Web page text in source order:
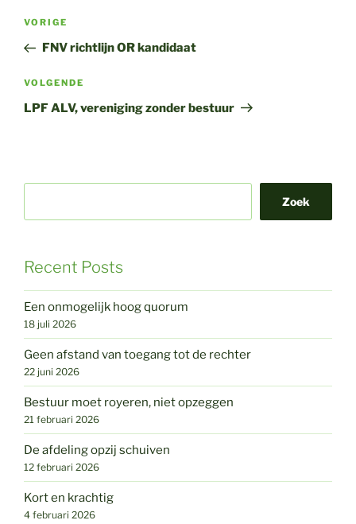
Bericht
Vorig
bericht
VORIGE
FNV richtlijn OR kandidaat
Volgend
bericht
VOLGENDE
LPF ALV, vereniging zonder bestuur
Zoek
Recent Posts
Een onmogelijk hoog quorum
18 juli 2026
Geen afstand van toegang tot de rechter
22 juni 2026
Bestuur moet royeren, niet opzeggen
21 februari 2026
De afdeling opzij schuiven
12 februari 2026
Kort en krachtig
4 februari 2026